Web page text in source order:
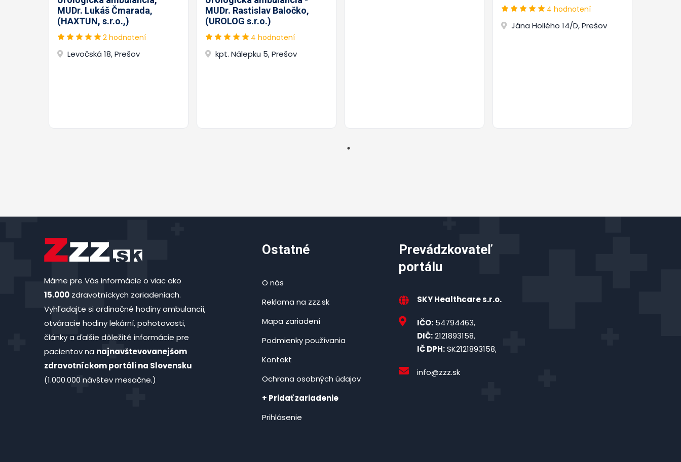
MUDr. Lukáš Čmarada,
(HAXTUN, s.r.o.,)
2 hodnotení
Levočská 18, Prešov
MUDr. Rastislav Baločko,
(UROLOG s.r.o.)
4 hodnotení
kpt. Nálepku 5, Prešov
4 hodnotení
Jána Hollého 14/D, Prešov
Máme pre Vás informácie o viac ako
15.000 zdravotníckych zariadeniach.
Vyhľadajte si ordinačné hodiny ambulancií,
otváracie hodiny lekární, pohotovosti,
články a ďalšie dôležité informácie pre
pacientov na najnavštevovanejšom
zdravotníckom portáli na Slovensku
(1.000.000 návštev mesačne.)
Ostatné
O nás
Reklama na zzz.sk
Mapa zariadení
Podmienky používania
Kontakt
Ochrana osobných údajov
+ Pridať zariadenie
Prihlásenie
Prevádzkovateľ
portálu
SKY Healthcare s.r.o.
IČO: 54794463,
DIČ:2121893158,
IČ DPH:SK2121893158,
info@zzz.sk